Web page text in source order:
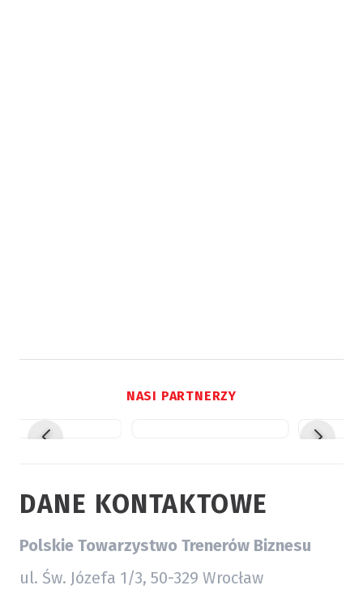
NASI PARTNERZY
DANE KONTAKTOWE
Polskie Towarzystwo Trenerów Biznesu
ul. Św. Józefa 1/3, 50-329 Wrocław